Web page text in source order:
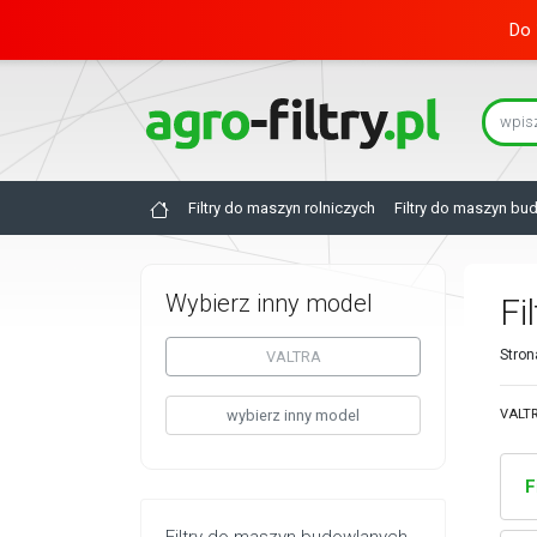
Do
Filtry do maszyn rolniczych Filtry do maszyn
Wybierz inny model
VALTRA
wybierz inny model